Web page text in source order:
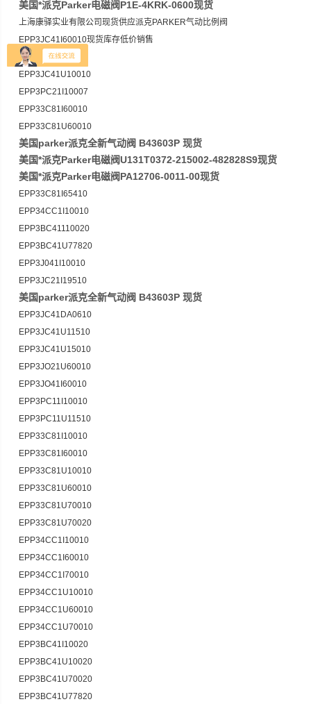
美国*派克Parker电磁阀P1E-4KRK-0600现货
上海康驿实业有限公司现货供应派克PARKER气动比例阀
EPP3JC41I60010现货库存低价销售
型号列举：
EPP3JC41U10010
EPP3PC21I10007
EPP33C81I60010
EPP33C81U60010
美国parker派克全新气动阀 B43603P 现货
美国*派克Parker电磁阀U131T0372-215002-482828S9现货
美国*派克Parker电磁阀PA12706-0011-00现货
EPP33C81I65410
EPP34CC1I10010
EPP3BC41110020
EPP3BC41U77820
EPP3J041I10010
EPP3JC21I19510
美国parker派克全新气动阀 B43603P 现货
EPP3JC41DA0610
EPP3JC41U11510
EPP3JC41U15010
EPP3JO21U60010
EPP3JO41I60010
EPP3PC11I10010
EPP3PC11U11510
EPP33C81I10010
EPP33C81I60010
EPP33C81U10010
EPP33C81U60010
EPP33C81U70010
EPP33C81U70020
EPP34CC1I10010
EPP34CC1I60010
EPP34CC1I70010
EPP34CC1U10010
EPP34CC1U60010
EPP34CC1U70010
EPP3BC41I10020
EPP3BC41U10020
EPP3BC41U70020
EPP3BC41U77820